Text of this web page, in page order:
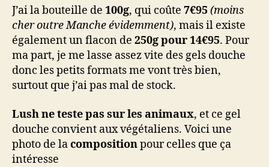
J’ai la bouteille de 100g, qui coûte 7€95 (moins
cher outre Manche évidemment), mais il existe
également un flacon de 250g pour 14€95. Pour
ma part, je me lasse assez vite des gels douche
donc les petits formats me vont très bien,
surtout que j’ai pas mal de stock.
Lush ne teste pas sur les animaux, et ce gel
douche convient aux végétaliens. Voici une
photo de lacompositionpour celles que ça
intéresse